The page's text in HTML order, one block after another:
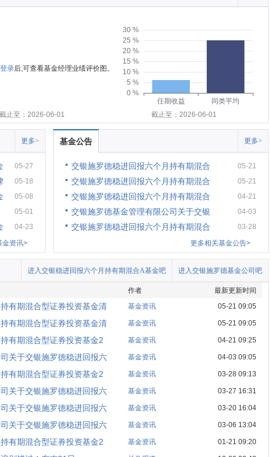
登录后,可查看基金经理业绩评价图。
0 %
5 %
10 %
15 %
20 %
25 %
30 %
任期收益
同类平均
截止至：2026-06-01
截止至：2026-06-01
更多>
05-27
05-18
05-08
05-01
04-23
金资讯>
基金公告 更多>
交银施罗德稳进回报六个月持有期混合 05-21
交银施罗德稳进回报六个月持有期混合 05-21
交银施罗德稳进回报六个月持有期混合 04-21
交银施罗德基金管理有限公司关于交银 04-03
交银施罗德稳进回报六个月持有期混合
03-28
更多相关基金公告>
进入交银施罗德基金公司吧
进入交银稳进回报六个月持有期混合A基金吧
作者
最新更新时间
有期混合型证券投资基金清 基金资讯 05-21 09:05
有期混合型证券投资基金清 基金资讯 05-21 09:05
有期混合型证券投资基金2 基金资讯 04-21 09:25
关于交银施罗德稳进回报六 基金资讯 04-03 09:05
有期混合型证券投资基金2 基金资讯 03-28 09:13
关于交银施罗德稳进回报六 基金资讯 03-27 16:31
关于交银施罗德稳进回报六 基金资讯 03-20 16:04
关于交银施罗德稳进回报六 基金资讯 03-06 13:04
有期混合型证券投资基金2 基金资讯 01-21 09:20